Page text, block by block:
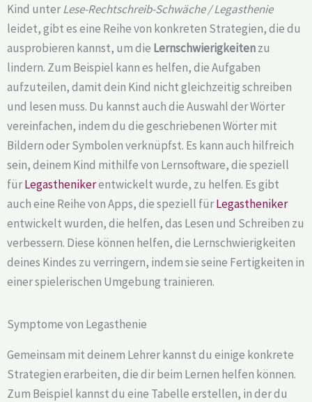
Kind unterLese-Rechtschreib-Schwäche / Legasthenie
leidet, gibt es eine Reihe von konkreten Strategien, die du
ausprobieren kannst, um die Lernschwierigkeitenzu
lindern. Zum Beispiel kann es helfen, die Aufgaben
aufzuteilen, damit dein Kind nicht gleichzeitig schreiben
und lesen muss. Du kannst auch die Auswahl der Wörter
vereinfachen, indem du die geschriebenen Wörter mit
Bildern oder Symbolen verknüpfst. Es kann auch hilfreich
sein, deinem Kind mithilfe von Lernsoftware, die speziell
fürLegasthenikerentwickelt wurde, zu helfen. Es gibt
auch eine Reihe von Apps, die speziell fürLegastheniker
entwickelt wurden, die helfen, das Lesen und Schreiben zu
verbessern. Diese können helfen, die Lernschwierigkeiten
deines Kindes zu verringern, indem sie seine Fertigkeiten in
einer spielerischen Umgebung trainieren.
Symptome von Legasthenie
Gemeinsam mit deinem Lehrer kannst du einige konkrete
Strategien erarbeiten, die dir beim Lernen helfen können.
Zum Beispiel kannst du eine Tabelle erstellen, in der du